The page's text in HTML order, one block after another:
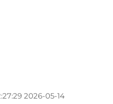
2026-05-14 12:27:29